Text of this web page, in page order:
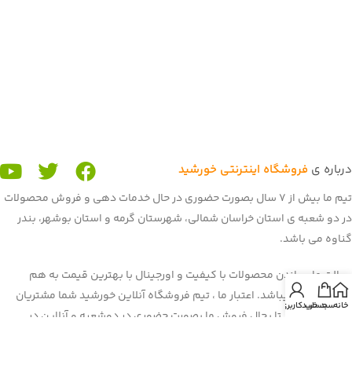
درباره ی فروشگاه اینترنتی خورشید
تیم ما بیش از 7 سال بصورت حضوری در حال خدمات دهی و فروش محصولات
در دو شعبه ی استان خراسان شمالی، شهرستان گرمه و استان بوشهر، بندر
گناوه می باشد.
رسالت ما رساندن محصولات با کیفیت و اورجینال با بهترین قیمت به هم
میهنان عزیز میباشد. اعتبار ما ، تیم فروشگاه آنلاین خورشید شما مشتریان
عزیز می باشید. تا بحال فروش ما بصورت حضوری در دوشعبه و آنلاین در
خانهسبد خرید
حساب کاربری من